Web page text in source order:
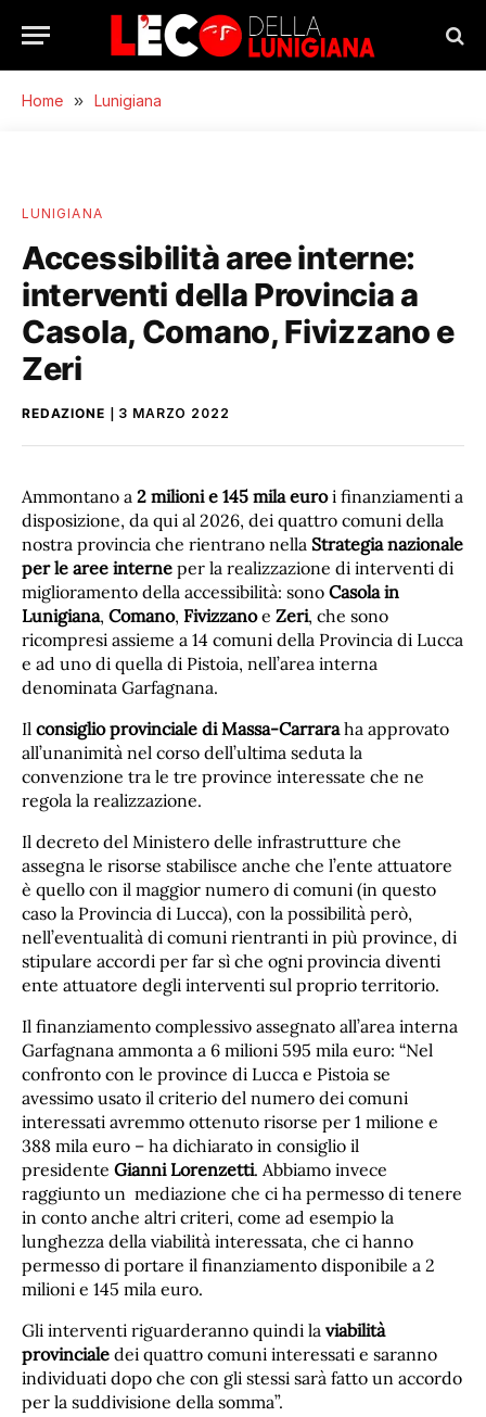
Home » Lunigiana
LUNIGIANA
Accessibilità aree interne:
interventi della Provincia a
Casola, Comano, Fivizzano e
Zeri
REDAZIONE 3 MARZO 2022
Ammontano a 2 milioni e 145 mila euroi finanziamenti a
disposizione, da qui al 2026, dei quattro comuni della
nostra provincia che rientrano nella Strategia nazionale
per le aree interne per la realizzazione di interventi di
miglioramento della accessibilità: sono Casola in
Lunigiana, Comano, Fivizzanoe Zeri, che sono
ricompresi assieme a 14 comuni della Provincia di Lucca
e ad uno di quella di Pistoia, nell’area interna
denominata Garfagnana.
Il consiglio provinciale di Massa-Carraraha approvato
all’unanimità nel corso dell’ultima seduta la
convenzione tra le tre province interessate che ne
regola la realizzazione.
Il decreto del Ministero delle infrastrutture che
assegna le risorse stabilisce anche che l’ente attuatore
è quello con il maggior numero di comuni (in questo
caso la Provincia di Lucca), con la possibilità però,
nell’eventualità di comuni rientranti in più province, di
stipulare accordi per far sì che ogni provincia diventi
ente attuatore degli interventi sul proprio territorio.
Il finanziamento complessivo assegnato all’area interna
Garfagnana ammonta a 6 milioni 595 mila euro: “Nel
confronto con le province di Lucca e Pistoia se
avessimo usato il criterio del numero dei comuni
interessati avremmo ottenuto risorse per 1 milione e
388 mila euro – ha dichiarato in consiglio il
presidente Gianni Lorenzetti. Abbiamo invece
raggiunto un mediazione che ci ha permesso di tenere
in conto anche altri criteri, come ad esempio la
lunghezza della viabilità interessata, che ci hanno
permesso di portare il finanziamento disponibile a 2
milioni e 145 mila euro.
Gli interventi riguarderanno quindi la viabilità
provinciale dei quattro comuni interessati e saranno
individuati dopo che con gli stessi sarà fatto un accordo
per la suddivisione della somma”.